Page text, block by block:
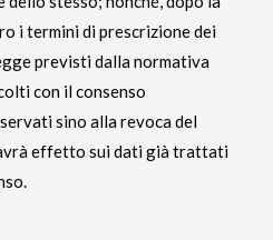
i termini di prescrizione dei
previsti dalla normativa
con il consenso
sino alla revoca del
effetto sui dati già trattati